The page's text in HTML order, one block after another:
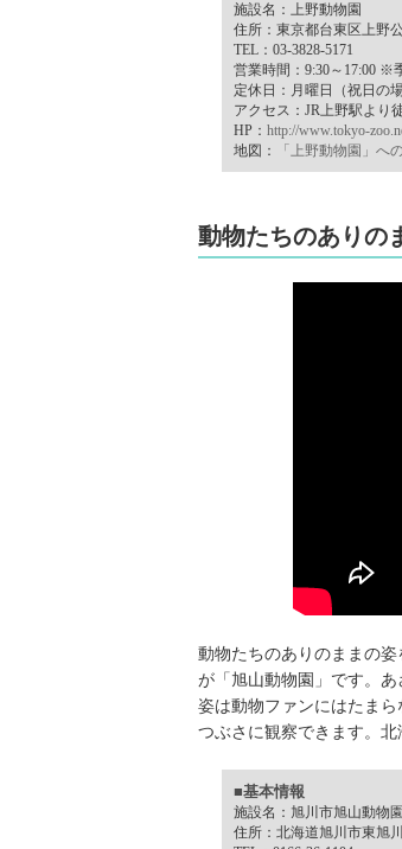
施設名：上野動物園
住所：東京都台東区上野
TEL：03-3828-5171
営業時間：9:30～17:00 ※
定休日：月曜日（祝日の
アクセス：JR上野駅より
HP： http://www.tokyo-
地図：
「上野動物園」へ
動物たちのありの
動物たちのありのままの
が「旭山動物園」です。
姿は動物ファンにはたま
つぶさに観察できます。
■基本情報
施設名：旭川市旭山動物園
住所：北海道旭川市東旭